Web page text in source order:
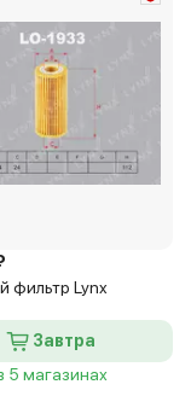
фильтр Lynx
Завтра
5 магазинах